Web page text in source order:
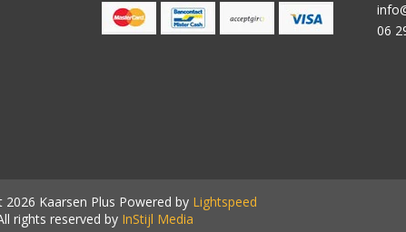
06
Kaarsen Plus Powered by Lightspeed
rights reserved by InStijl Media